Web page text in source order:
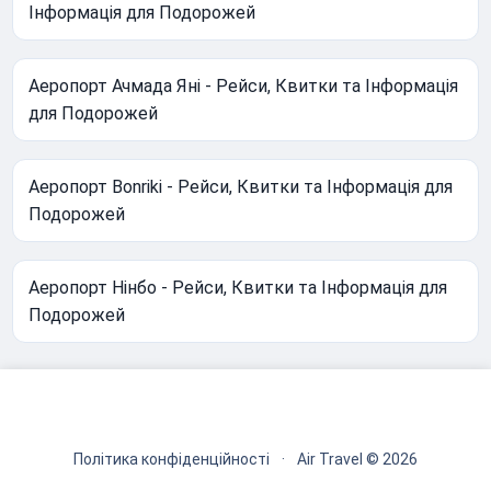
Інформація для Подорожей
Аеропорт Ачмада Яні - Рейси, Квитки та Інформація
для Подорожей
Аеропорт Bonriki - Рейси, Квитки та Інформація для
Подорожей
Аеропорт Нінбо - Рейси, Квитки та Інформація для
Подорожей
Політика конфіденційності · Air Travel © 2026